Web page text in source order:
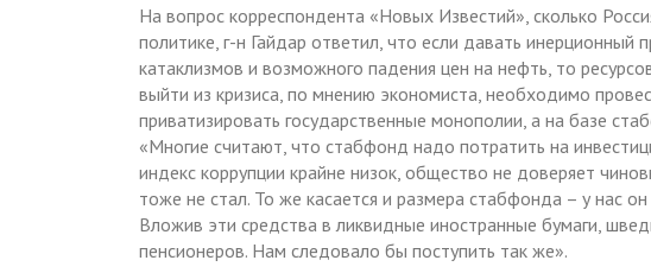
На вопрос корреспондента «Новых Известий», сколько
политике, г-н Гайдар ответил, что если давать
катаклизмов и возможного падения цен на нефть, то
выйти из кризиса, по мнению экономиста, необходимо
приватизировать государственные монополии, а на базе
«Многие считают, что стабфонд надо потратить на
индекс коррупции крайне низок, общество не доверяет
тоже не стал. То же касается и размера стабфонда – у нас
Вложив эти средства в ликвидные иностранные бумаги,
пенсионеров. Нам следовало бы поступить так же».